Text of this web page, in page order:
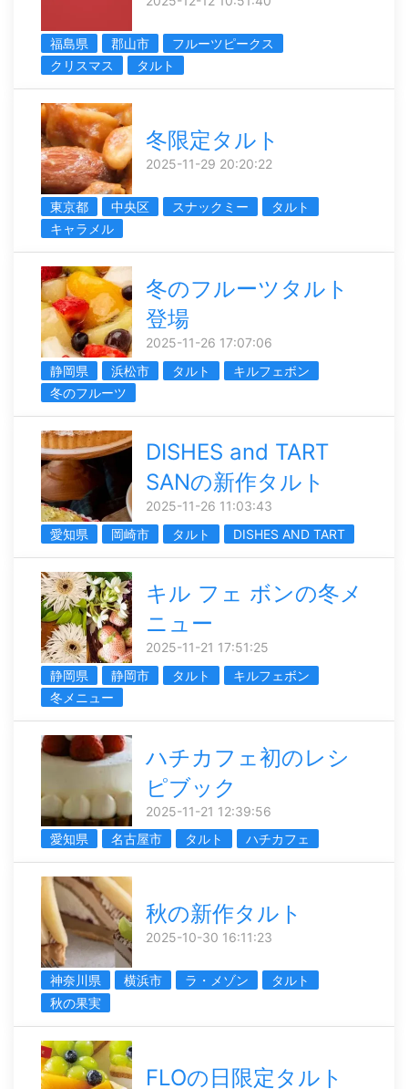
福島県 郡山市
フルーツピークス
クリスマス
タルト
冬限定タルト
2025-11-29 20:20:22
東京都 中央区 スナックミー
タルト
キャラメル
冬のフルーツタルト
登場
2025-11-26 17:07:06
静岡県
浜松市 タルト
キルフェボン
冬のフルーツ
DISHES and TART
SANの新作タルト
2025-11-26 11:03:43
愛知県
岡崎市 タルト DISHES AND TART
キル フェ ボンの冬メ
ニュー
2025-11-21 17:51:25
静岡県
静岡市 タルト
キルフェボン
冬メニュー
ハチカフェ初のレシ
ピブック
2025-11-21 12:39:56
愛知県
名古屋市 タルト ハチカフェ
秋の新作タルト
2025-10-30 16:11:23
神奈川県 横浜市 ラ・メゾン
タルト
秋の果実
FLOの日限定タルト